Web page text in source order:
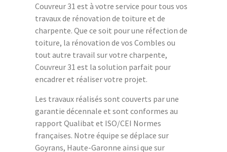
Couvreur 31 est à votre service pour tous vos
travaux de rénovation de toiture et de
charpente. Que ce soit pour une réfection de
toiture, la rénovation de vos Combles ou
tout autre travail sur votre charpente,
Couvreur 31 est la solution parfait pour
encadrer et réaliser votre projet.
Les travaux réalisés sont couverts par une
garantie décennale et sont conformes au
rapport Qualibat et ISO/CEI Normes
françaises. Notre équipe se déplace sur
Goyrans, Haute-Garonne ainsi que sur